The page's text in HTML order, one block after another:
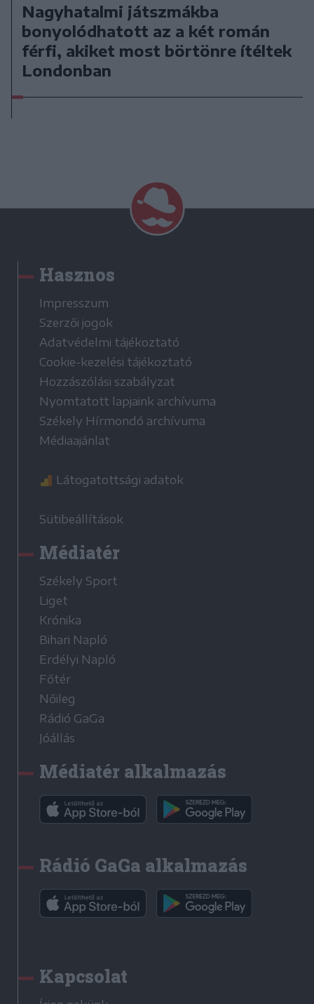
Nagyhatalmi játszmákba
bonyolódhatott az a két román
férfi, akiket most börtönre ítéltek
Londonban
Hasznos
Impresszum
Szerzői jogok
Adatvédelmi tájékoztató
Cookie-kezelési tájékoztató
Hozzászólási szabályzat
Nyomtatott lapjaink archívuma
Székely Hírmondó archívuma
Médiaajánlat
Látogatottsági adatok
Sütibeállítások
Médiatér
Székely Sport
Liget
Krónika
Bihari Napló
Erdélyi Napló
Főtér
Nőileg
Rádió GaGa
Jóállás
Médiatér alkalmazás
Rádió GaGa alkalmazás
Kapcsolat